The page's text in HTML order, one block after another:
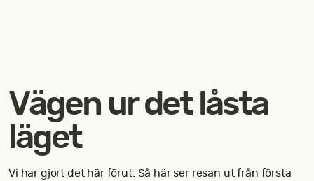
Vägen ur det låsta
läget
Vi har gjort det här förut. Så här ser resan ut från första